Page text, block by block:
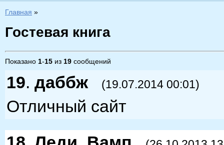
Главная »
Гостевая книга
Показано 1-15 из 19 сообщений
19. даббж (19.07.2014 00:01)
Отличный сайт